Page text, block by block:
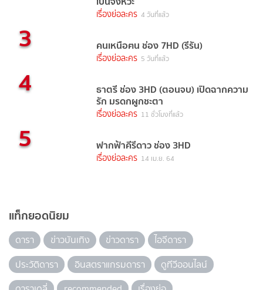
เรื่องย่อละคร 4 วันที่แล้ว
3 คนเหนือฅน ช่อง 7HD (รีรัน)
เรื่องย่อละคร 5 วันที่แล้ว
4 ธาตรี ช่อง 3HD (ตอนจบ) เปิดฉากความ
รัก มรดกผูกชะตา
เรื่องย่อละคร 11 ชั่วโมงที่แล้ว
5 ฟากฟ้าคีรีดาว ช่อง 3HD
เรื่องย่อละคร 14 เม.ย. 64
แท็กยอดนิยม
ดารา ข่าวบันเทิง ข่าวดารา
ไอจีดารา
ประวัติดารา
อินสตราแกรมดารา
ดูทีวีออนไลน์